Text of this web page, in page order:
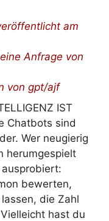
am
Anfrage von
von gpt/ajf
IST
Chatbots sind
Wer neugierig
herumgespielt
bewerten,
die Zahl
Vielleicht hast du